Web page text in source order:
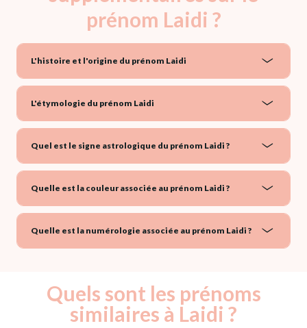
prénom Laidi ?
L'histoire et l'origine du prénom Laidi
L'étymologie du prénom Laidi
Quel est le signe astrologique du prénom Laidi ?
Quelle est la couleur associée au prénom Laidi ?
Quelle est la numérologie associée au prénom Laidi ?
Quels sont les prénoms
similaires à Laidi ?